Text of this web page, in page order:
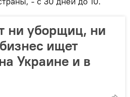
ни уборщиц, ни
ищет
Украине и в